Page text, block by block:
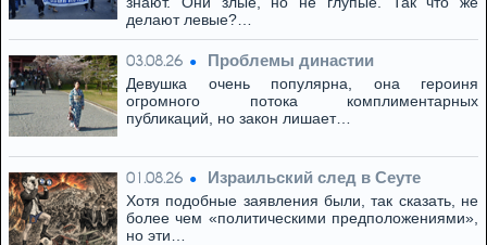
делают левые?…
03.08.26 Проблемы династии
Девушка очень популярна, она героиня
огромного потока комплиментарных
публикаций, но закон лишает…
01.08.26 Израильский след в Сеуте
Хотя подобные заявления были, так сказать, не
более чем «политическими предположениями»,
но эти…